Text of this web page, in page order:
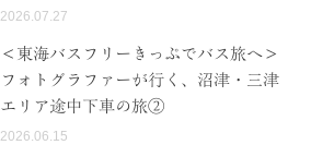
2026.07.27
＜東海バスフリーきっぷでバス旅へ＞
フォトグラファーが行く、沼津・三津
エリア途中下車の旅②
2026.06.15